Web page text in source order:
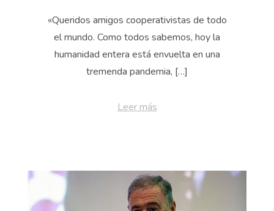
«Queridos amigos cooperativistas de todo
el mundo. Como todos sabemos, hoy la
humanidad entera está envuelta en una
tremenda pandemia, […]
Leer más